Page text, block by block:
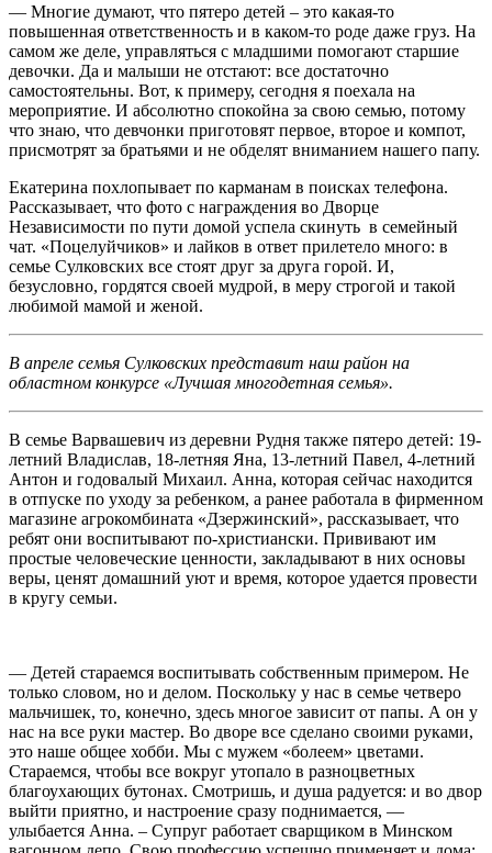
— Многие думают, что пятеро детей – это какая-то
повышенная ответственность и в каком-то роде даже груз. На
самом же деле, управляться с младшими помогают старшие
девочки. Да и малыши не отстают: все достаточно
самостоятельны. Вот, к примеру, сегодня я поехала на
мероприятие. И абсолютно спокойна за свою семью, потому
что знаю, что девчонки приготовят первое, второе и компот,
присмотрят за братьями и не обделят вниманием нашего папу.
Екатерина похлопывает по карманам в поисках телефона.
Рассказывает, что фото с награждения во Дворце
Независимости по пути домой успела скинуть в семейный
чат. «Поцелуйчиков» и лайков в ответ прилетело много: в
семье Сулковских все стоят друг за друга горой. И,
безусловно, гордятся своей мудрой, в меру строгой и такой
любимой мамой и женой.
В апреле семья Сулковских представит наш район на
областном конкурсе «Лучшая многодетная семья».
В семье Варвашевич из деревни Рудня также пятеро детей: 19-
летний Владислав, 18-летняя Яна, 13-летний Павел, 4-летний
Антон и годовалый Михаил. Анна, которая сейчас находится
в отпуске по уходу за ребенком, а ранее работала в фирменном
магазине агрокомбината «Дзержинский», рассказывает, что
ребят они воспитывают по-христиански. Прививают им
простые человеческие ценности, закладывают в них основы
веры, ценят домашний уют и время, которое удается провести
в кругу семьи.
— Детей стараемся воспитывать собственным примером. Не
только словом, но и делом. Поскольку у нас в семье четверо
мальчишек, то, конечно, здесь многое зависит от папы. А он у
нас на все руки мастер. Во дворе все сделано своими руками,
это наше общее хобби. Мы с мужем «болеем» цветами.
Стараемся, чтобы все вокруг утопало в разноцветных
благоухающих бутонах. Смотришь, и душа радуется: и во двор
выйти приятно, и настроение сразу поднимается, —
улыбается Анна. – Супруг работает сварщиком в Минском